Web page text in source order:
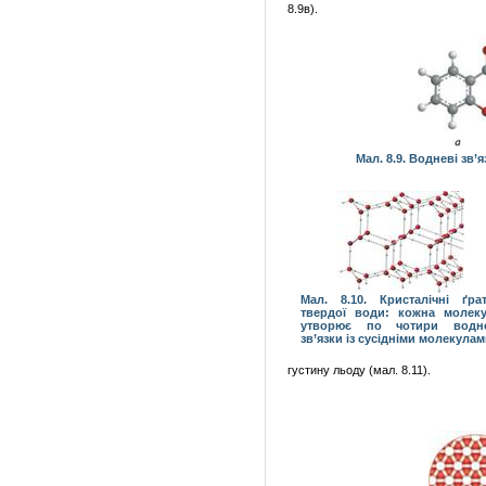
8.9в).
Мал. 8.9. Водневі
Мал. 8.10. Кристалічні
твердої води: кожна
утворює по чотири
зв’язки із сусідніми
густину льоду (мал. 8.11).